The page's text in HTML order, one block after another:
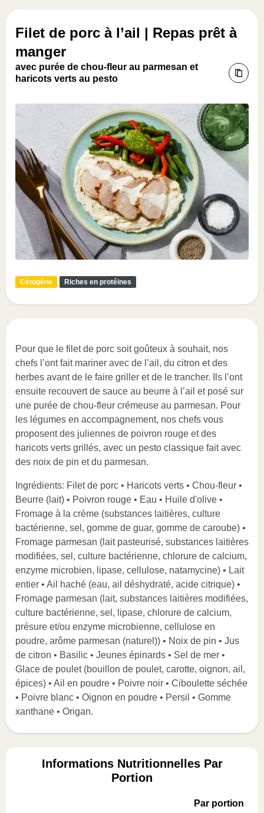
Filet de porc à l’ail | Repas prêt à
manger
avec purée de chou-fleur au parmesan et
haricots verts au pesto
Cétogène Riches en protéines
Pour que le filet de porc soit goûteux à souhait, nos
chefs l’ont fait mariner avec de l’ail, du citron et des
herbes avant de le faire griller et de le trancher. Ils l’ont
ensuite recouvert de sauce au beurre à l’ail et posé sur
une purée de chou-fleur crémeuse au parmesan. Pour
les légumes en accompagnement, nos chefs vous
proposent des juliennes de poivron rouge et des
haricots verts grillés, avec un pesto classique fait avec
des noix de pin et du parmesan.
Ingrédients: Filet de porc • Haricots verts • Chou-fleur •
Beurre (lait) • Poivron rouge • Eau • Huile d'olive •
Fromage à la crème (substances laitières, culture
bactérienne, sel, gomme de guar, gomme de caroube) •
Fromage parmesan (lait pasteurisé, substances laitières
modifiées, sel, culture bactérienne, chlorure de calcium,
enzyme microbien, lipase, cellulose, natamycine) • Lait
entier • Ail haché (eau, ail déshydraté, acide citrique) •
Fromage parmesan (lait, substances laitières modifiées,
culture bactérienne, sel, lipase, chlorure de calcium,
présure et/ou enzyme microbienne, cellulose en
poudre, arôme parmesan (naturel)) • Noix de pin • Jus
de citron • Basilic • Jeunes épinards • Sel de mer •
Glace de poulet (bouillon de poulet, carotte, oignon, ail,
épices) • Ail en poudre • Poivre noir • Ciboulette séchée
• Poivre blanc • Oignon en poudre • Persil • Gomme
xanthane • Origan.
Informations Nutritionnelles Par
Portion
Par portion